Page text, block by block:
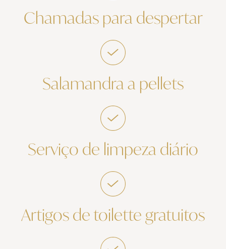
Chamadas para despertar
Salamandra a pellets
Serviço de limpeza diário
Artigos de toilette gratuitos